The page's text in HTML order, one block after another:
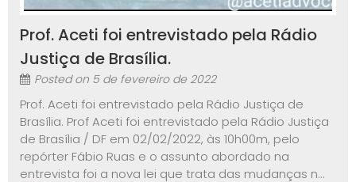
Prof. Aceti foi entrevistado pela Rádio
Justiça de Brasília.
Posted on 5 de fevereiro de 2022
Prof. Aceti foi entrevistado pela Rádio Justiça de
Brasília. Prof Aceti foi entrevistado pela Rádio Justiça
de Brasília / DF em 02/02/2022, às 10h00m, pelo
repórter Fábio Ruas e o assunto abordado na
entrevista foi a nova lei que trata das mudanças n...